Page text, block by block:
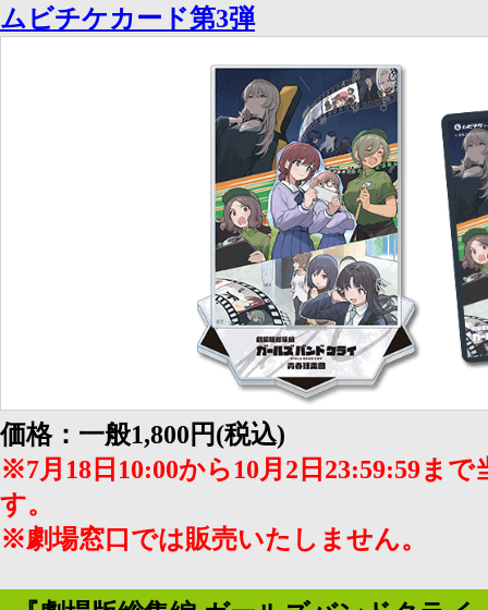
ムビチケカード第3弾
価格：一般1,800円(税込)
※7月18日10:00から10月2日23:59:59ま
す。
※劇場窓口では販売いたしません。